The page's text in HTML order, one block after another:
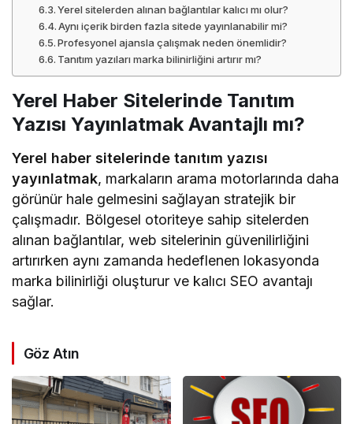
Yerel sitelerden alınan bağlantılar kalıcı mı olur?
Aynı içerik birden fazla sitede yayınlanabilir mi?
Profesyonel ajansla çalışmak neden önemlidir?
Tanıtım yazıları marka bilinirliğini artırır mı?
Yerel Haber Sitelerinde Tanıtım
Yazısı Yayınlatmak Avantajlı mı?
Yerel haber sitelerinde tanıtım yazısı
yayınlatmak, markaların arama motorlarında daha
görünür hale gelmesini sağlayan stratejik bir
çalışmadır. Bölgesel otoriteye sahip sitelerden
alınan bağlantılar, web sitelerinin güvenilirliğini
artırırken aynı zamanda hedeflenen lokasyonda
marka bilinirliği oluşturur ve kalıcı SEO avantajı
sağlar.
Göz Atın